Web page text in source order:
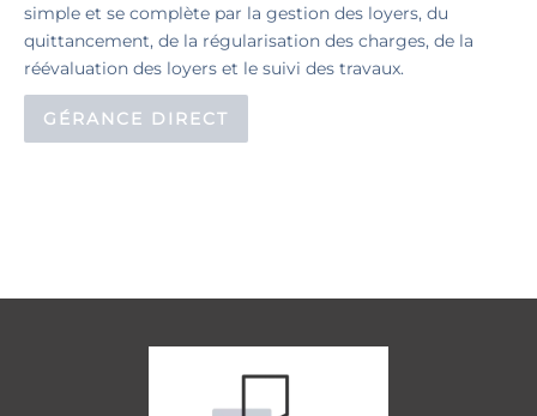
simple et se complète par la gestion des loyers, du
quittancement, de la régularisation des charges, de la
réévaluation des loyers et le suivi des travaux.
GÉRANCE DIRECT